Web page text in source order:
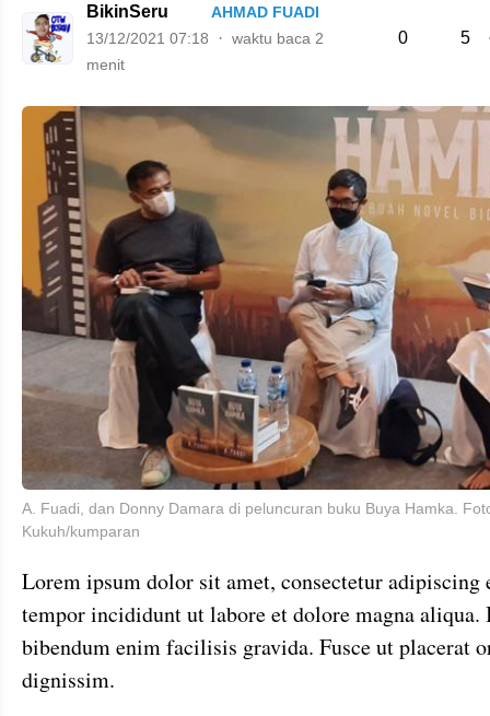
BikinSeru
AHMAD FUADI
13/12/2021 07:18
waktu baca 2
menit
0 5
A. Fuadi, dan Donny Damara di peluncuran buku Buya Hamka.
Kukuh/kumparan
Lorem ipsum dolor sit amet, consectetur adipiscing
tempor incididunt ut labore et dolore magna aliqua.
bibendum enim facilisis gravida. Fusce ut placerat
dignissim.